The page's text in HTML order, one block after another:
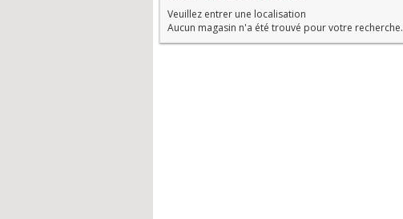
Veuillez entrer une localisation
Aucun magasin n'a été trouvé pour votre recherche.